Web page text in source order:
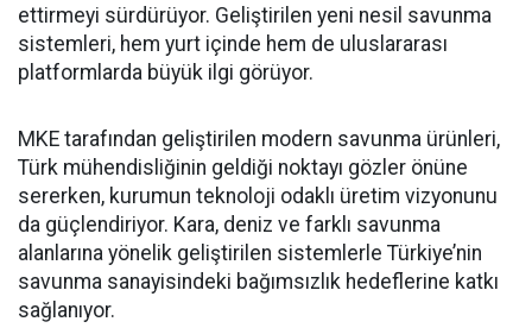
ettirmeyi sürdürüyor. Geliştirilen yeni nesil savunma
sistemleri, hem yurt içinde hem de uluslararası
platformlarda büyük ilgi görüyor.
MKE tarafından geliştirilen modern savunma ürünleri,
Türk mühendisliğinin geldiği noktayı gözler önüne
sererken, kurumun teknoloji odaklı üretim vizyonunu
da güçlendiriyor. Kara, deniz ve farklı savunma
alanlarına yönelik geliştirilen sistemlerle Türkiye’nin
savunma sanayisindeki bağımsızlık hedeflerine katkı
sağlanıyor.